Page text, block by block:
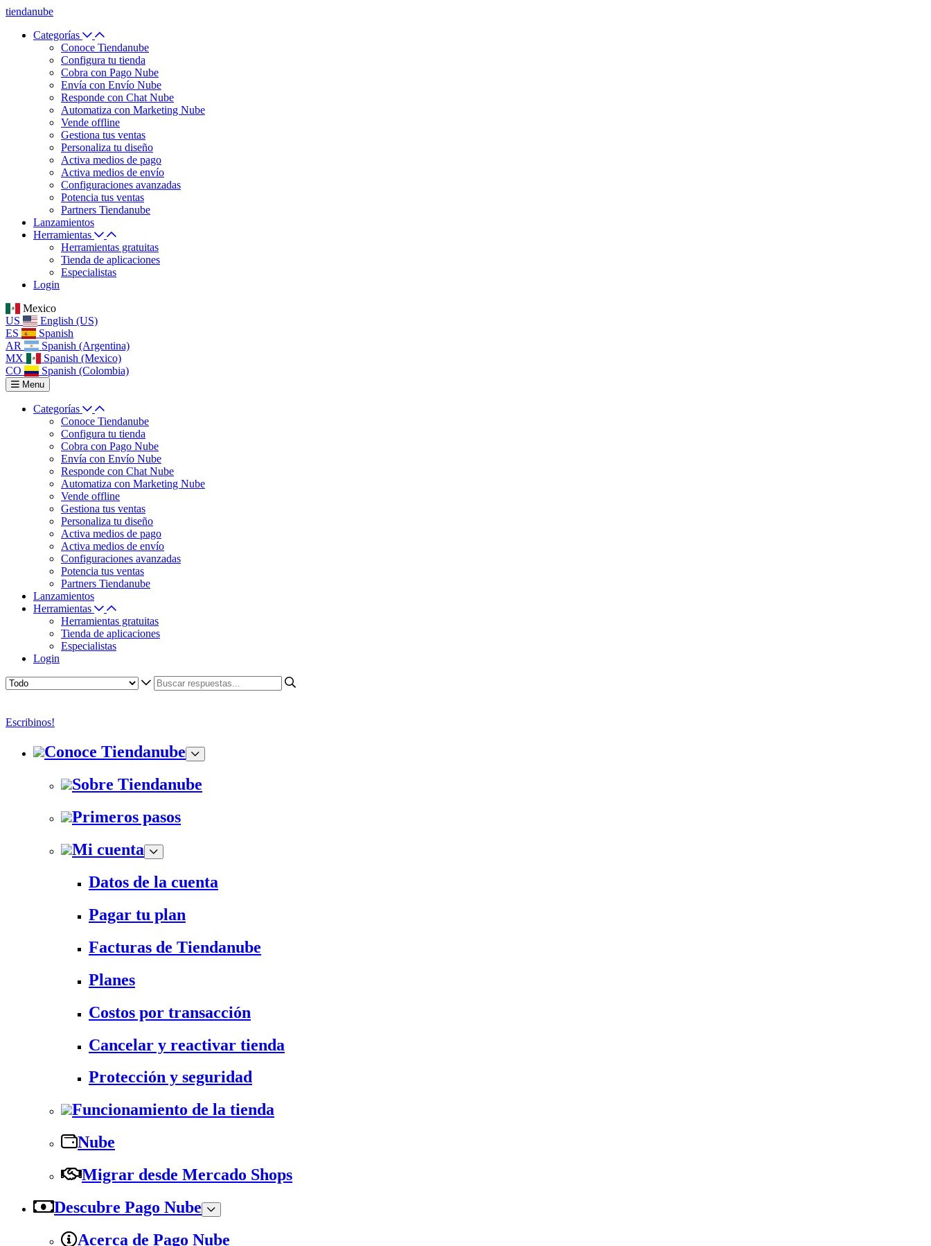
tiendanube
Categorías
Conoce Tiendanube
Configura tu tienda
Cobra con Pago Nube
Envía con Envío Nube
Responde con Chat Nube
Automatiza con Marketing Nube
Vende offline
Gestiona tus ventas
Personaliza tu diseño
Activa medios de pago
Activa medios de envío
Configuraciones avanzadas
Potencia tus ventas
Partners Tiendanube
Lanzamientos
Herramientas
Herramientas gratuitas
Tienda de aplicaciones
Especialistas
Login
Mexico
US
English (US)
ES
Spanish
AR
Spanish (Argentina)
MX
Spanish (Mexico)
CO
Spanish (Colombia)
Menu
Categorías
Conoce Tiendanube
Configura tu tienda
Cobra con Pago Nube
Envía con Envío Nube
Responde con Chat Nube
Automatiza con Marketing Nube
Vende offline
Gestiona tus ventas
Personaliza tu diseño
Activa medios de pago
Activa medios de envío
Configuraciones avanzadas
Potencia tus ventas
Partners Tiendanube
Lanzamientos
Herramientas
Herramientas gratuitas
Tienda de aplicaciones
Especialistas
Login
Escribinos!
Conoce Tiendanube
Sobre Tiendanube
Primeros pasos
Mi cuenta
Datos de la cuenta
Pagar tu plan
Facturas de Tiendanube
Planes
Costos por transacción
Cancelar y reactivar tienda
Protección y seguridad
Funcionamiento de la tienda
Nube
Migrar desde Mercado Shops
Descubre Pago Nube
Acerca de Pago Nube